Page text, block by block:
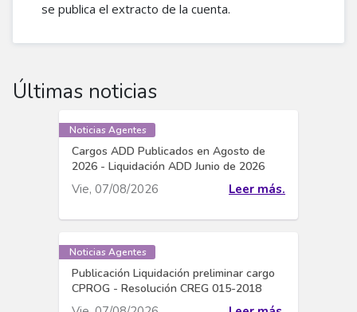
se publica el extracto de la cuenta.
Últimas noticias
Noticias Agentes
Cargos ADD Publicados en Agosto de
2026 - Liquidación ADD Junio de 2026
Vie, 07/08/2026 Leer más.
Noticias Agentes
Publicación Liquidación preliminar cargo
CPROG - Resolución CREG 015-2018